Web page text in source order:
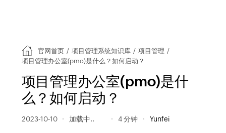
官网首页 / 项目管理系统知识库 / 项目管理 /
项目管理办公室(pmo)是什么？如何启动？
项目管理办公室(pmo)是什
么？如何启动？
2023-10-10 1132 阅读量 4 分钟 Yunfei